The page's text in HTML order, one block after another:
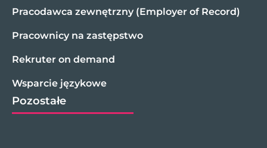
Pracodawca zewnętrzny (Employer of Record)
Pracownicy na zastępstwo
Rekruter on demand
Wsparcie językowe
Pozostałe